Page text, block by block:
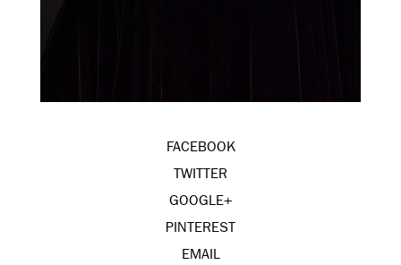
FACEBOOK
TWITTER
GOOGLE+
PINTEREST
EMAIL